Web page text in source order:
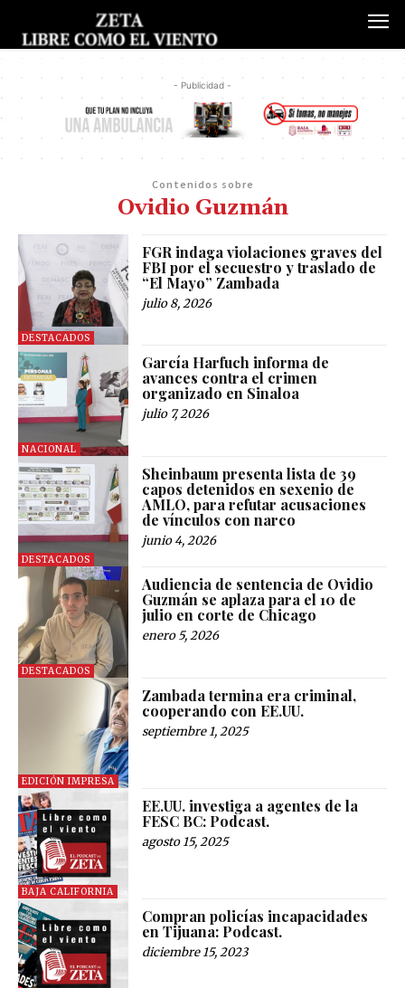
- Publicidad -
Contenidos sobre
Ovidio Guzmán
DESTACADOS
FGR indaga violaciones graves del
FBI por el secuestro y traslado de
“El Mayo” Zambada
julio 8, 2026
NACIONAL
García Harfuch informa de
avances contra el crimen
organizado en Sinaloa
julio 7, 2026
DESTACADOS
Sheinbaum presenta lista de 39
capos detenidos en sexenio de
AMLO, para refutar acusaciones
de vínculos con narco
junio 4, 2026
DESTACADOS
Audiencia de sentencia de Ovidio
Guzmán se aplaza para el 10 de
julio en corte de Chicago
enero 5, 2026
EDICIÓN IMPRESA
Zambada termina era criminal,
cooperando con EE.UU.
septiembre 1, 2025
BAJA CALIFORNIA
EE.UU. investiga a agentes de la
FESC BC: Podcast.
agosto 15, 2025
Compran policías incapacidades
en Tijuana: Podcast.
diciembre 15, 2023